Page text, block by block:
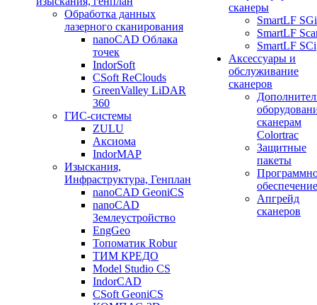
Обработка данных
лазерного сканирования
nanoCAD Облака
точек
IndorSoft
CSoft ReClouds
GreenValley LiDAR
360
ГИС-системы
ZULU
Аксиома
IndorMAP
Изыскания,
Инфраструктура, Генплан
nanoCAD GeoniCS
nanoCAD
Землеустройство
EngGeo
Топоматик Robur
ТИМ КРЕДО
Model Studio CS
IndorCAD
CSoft GeoniCS
сканеры
SmartLF SGi
SmartLF
SmartLF SCi
Аксессуары и
обслуживание
сканеров
сканерам
Colortrac
Защитные
пакеты
обеспечение
Апгрейд
сканеров